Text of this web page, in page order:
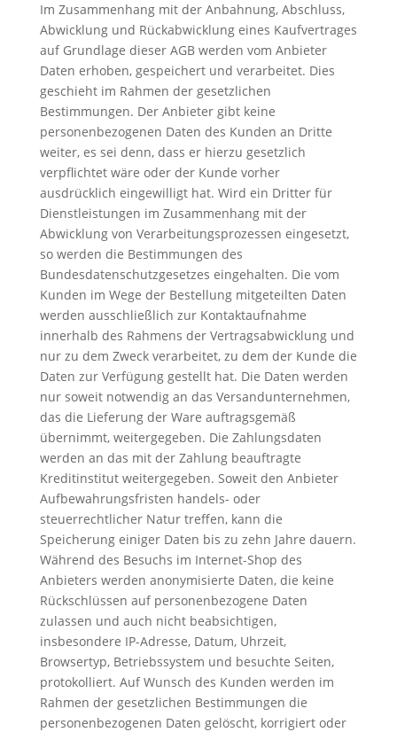
Im Zusammenhang mit der Anbahnung, Abschluss,
Abwicklung und Rückabwicklung eines Kaufvertrages
auf Grundlage dieser AGB werden vom Anbieter
Daten erhoben, gespeichert und verarbeitet. Dies
geschieht im Rahmen der gesetzlichen
Bestimmungen. Der Anbieter gibt keine
personenbezogenen Daten des Kunden an Dritte
weiter, es sei denn, dass er hierzu gesetzlich
verpflichtet wäre oder der Kunde vorher
ausdrücklich eingewilligt hat. Wird ein Dritter für
Dienstleistungen im Zusammenhang mit der
Abwicklung von Verarbeitungsprozessen eingesetzt,
so werden die Bestimmungen des
Bundesdatenschutzgesetzes eingehalten. Die vom
Kunden im Wege der Bestellung mitgeteilten Daten
werden ausschließlich zur Kontaktaufnahme
innerhalb des Rahmens der Vertragsabwicklung und
nur zu dem Zweck verarbeitet, zu dem der Kunde die
Daten zur Verfügung gestellt hat. Die Daten werden
nur soweit notwendig an das Versandunternehmen,
das die Lieferung der Ware auftragsgemäß
übernimmt, weitergegeben. Die Zahlungsdaten
werden an das mit der Zahlung beauftragte
Kreditinstitut weitergegeben. Soweit den Anbieter
Aufbewahrungsfristen handels- oder
steuerrechtlicher Natur treffen, kann die
Speicherung einiger Daten bis zu zehn Jahre dauern.
Während des Besuchs im Internet-Shop des
Anbieters werden anonymisierte Daten, die keine
Rückschlüssen auf personenbezogene Daten
zulassen und auch nicht beabsichtigen,
insbesondere IP-Adresse, Datum, Uhrzeit,
Browsertyp, Betriebssystem und besuchte Seiten,
protokolliert. Auf Wunsch des Kunden werden im
Rahmen der gesetzlichen Bestimmungen die
personenbezogenen Daten gelöscht, korrigiert oder